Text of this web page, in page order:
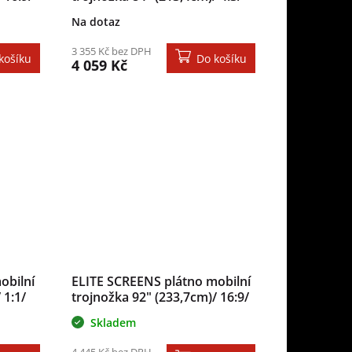
černý
Na dotaz
3 355 Kč bez DPH
4 059 Kč Do košíku
1:1/
ELITE SCREENS plátno mobilní
trojnožka 92" (233,7cm)/ 16:9/
114,3×203,2cm/ gain 1.1/ case
černýSkladem